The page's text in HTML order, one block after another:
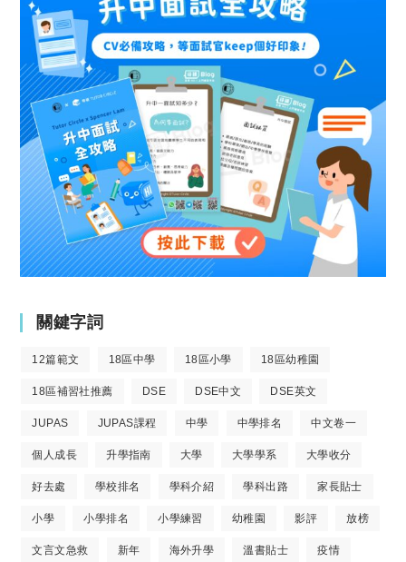
關鍵字詞
12篇範文 18區中學 18區小學 18區幼稚園
18區補習社推薦 DSE DSE中文 DSE英文
JUPAS JUPAS課程 中學 中學排名 中文卷一
個人成長 升學指南 大學 大學學系 大學收分
好去處 學校排名 學科介紹 學科出路 家長貼士
小學 小學排名 小學練習 幼稚園 影評 放榜
文言文急救 新年 海外升學 溫書貼士 疫情